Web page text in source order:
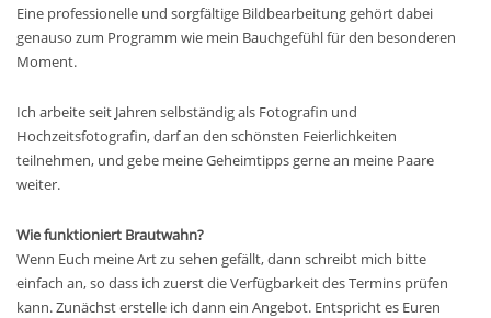
Eine professionelle und sorgfältige Bildbearbeitung gehört dabei
genauso zum Programm wie mein Bauchgefühl für den besonderen
Moment.
Ich arbeite seit Jahren selbständig als Fotografin und
Hochzeitsfotografin, darf an den schönsten Feierlichkeiten
teilnehmen, und gebe meine Geheimtipps gerne an meine Paare
weiter.
Wie funktioniert Brautwahn?
Wenn Euch meine Art zu sehen gefällt, dann schreibt mich bitte
einfach an, so dass ich zuerst die Verfügbarkeit des Termins prüfen
kann. Zunächst erstelle ich dann ein Angebot. Entspricht es Euren